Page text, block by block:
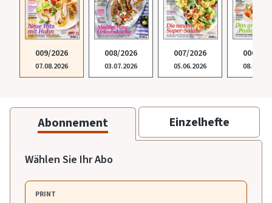
009/2026
07.08.2026
008/2026
03.07.2026
007/2026
05.06.2026
006/
Abonnement Einzelhefte
Wählen Sie Ihr Abo
PRINT